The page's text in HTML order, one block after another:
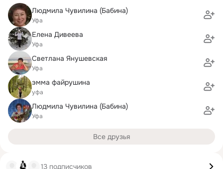
Людмила Чувилина (Бабина)
Уфа
Елена Дивеева
Уфа
Светлана Янушевская
Уфа
эмма файрушина
уфа
Людмила Чувилина (Бабина)
Уфа
Все друзья
13 подписчиков